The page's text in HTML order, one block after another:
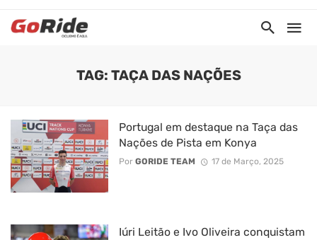
TAG: TAÇA DAS NAÇÕES
Portugal em destaque na Taça das
Nações de Pista em Konya
Por GORIDE TEAM 17 de Março, 2025
Iúri Leitão e Ivo Oliveira conquistam